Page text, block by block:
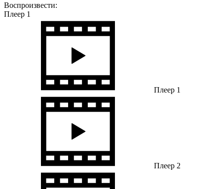
Воспроизвести:
Плеер 1
Плеер 1
Плеер 2